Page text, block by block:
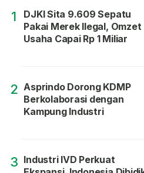
1
DJKI Sita 9.609 Sepatu
Pakai Merek Ilegal, Omzet
Usaha Capai Rp 1 Miliar
2 Asprindo Dorong KDMP
Berkolaborasi dengan
Kampung Industri
3 Industri IVD Perkuat